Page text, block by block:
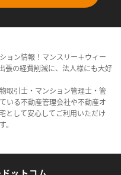
ョン情報！マンスリー＋ウィー
張の経費削減に、法人様にも大好
取引士・マンション管理士・管
いる不動産管理会社や不動産オ
として安心してご利用いただけ
ットコム